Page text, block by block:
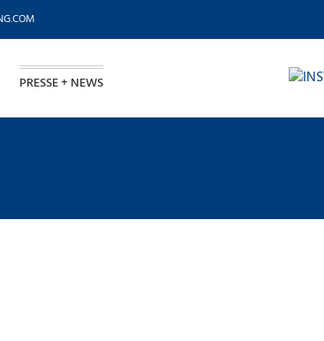
PRESSE + NEWS